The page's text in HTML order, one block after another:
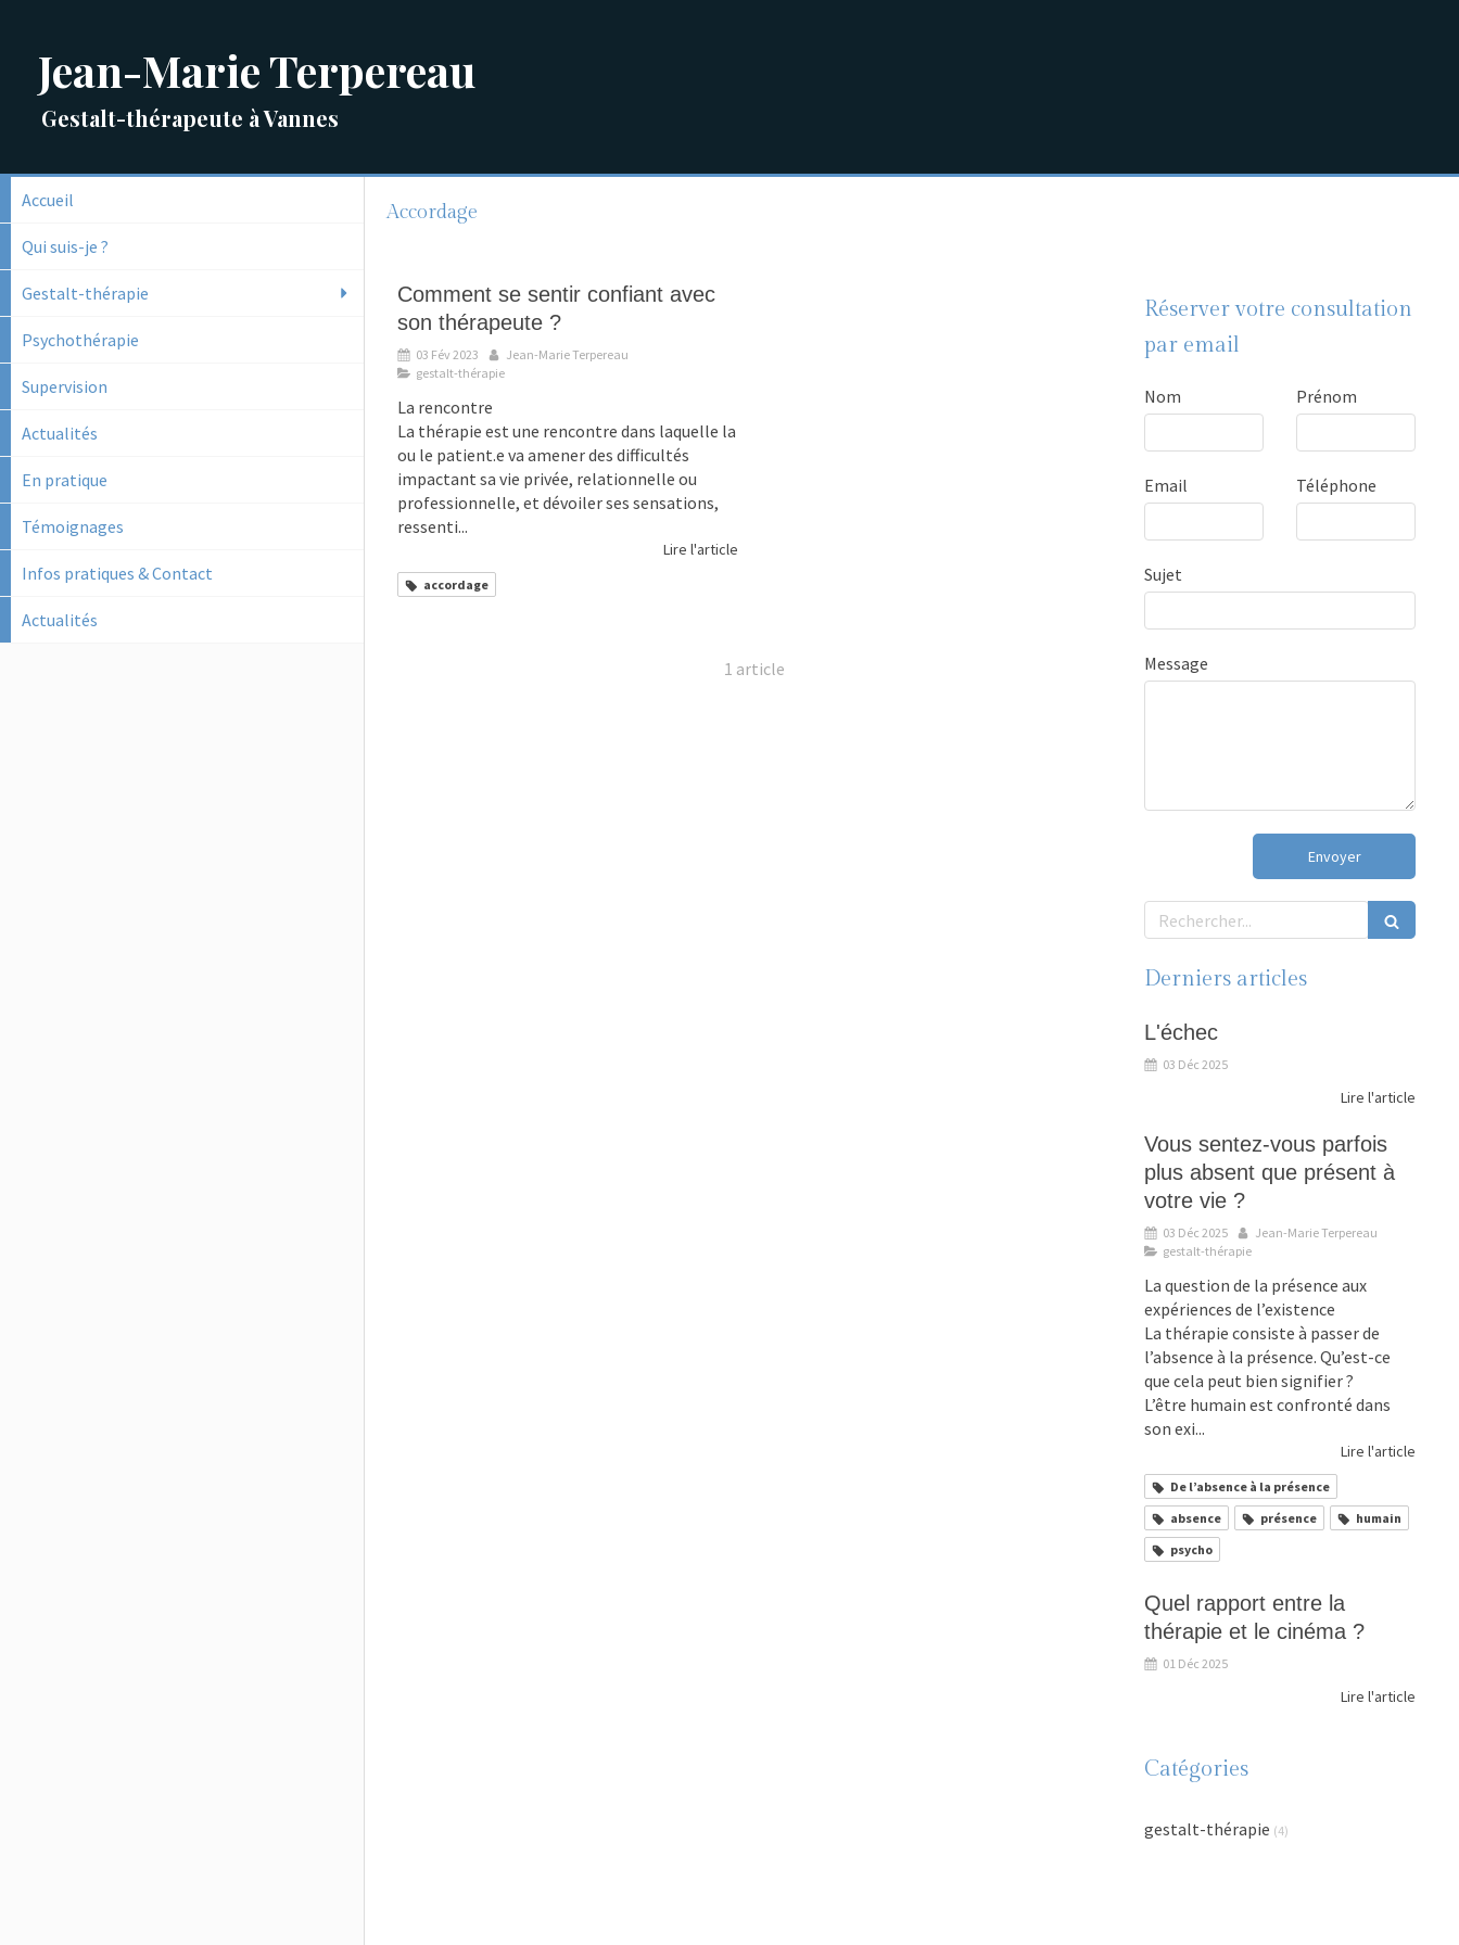
Jean-Marie Terpereau
Gestalt-thérapeute à Vannes
Accueil
Qui suis-je ?
Gestalt-thérapie
Psychothérapie
Supervision
Actualités
En pratique
Témoignages
Infos pratiques & Contact
Actualités
Accordage
Comment se sentir confiant avec
son thérapeute ?
03 Fév 2023
Jean-Marie Terpereau
gestalt-thérapie
La rencontre
La thérapie est une rencontre dans laquelle la
ou le patient.e va amener des difficultés
impactant sa vie privée, relationnelle ou
professionnelle, et dévoiler ses sensations,
ressenti...
Lire l'article
accordage
1 article
Réserver votre consultation
par email
Nom Prénom
Email Téléphone
Sujet
Message
Envoyer
Rechercher
Derniers articles
L'échec
03 Déc 2025
Lire l'article
Vous sentez-vous parfois
plus absent que présent à
votre vie ?
03 Déc 2025
Jean-Marie Terpereau
gestalt-thérapie
La question de la présence aux
expériences de l’existence
La thérapie consiste à passer de
l’absence à la présence. Qu’est-ce
que cela peut bien signifier ?
L’être humain est confronté dans
son exi...
Lire l'article
De l’absence à la présence
absence
présence
humain
psycho
Quel rapport entre la
thérapie et le cinéma ?
01 Déc 2025
Lire l'article
Catégories
gestalt-thérapie (4)